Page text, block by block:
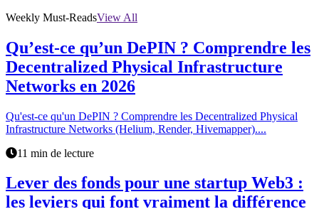
Weekly Must-ReadsView All
Qu’est-ce qu’un DePIN ? Comprendre les
Decentralized Physical Infrastructure
Networks en 2026
Qu'est-ce qu'un DePIN ? Comprendre les Decentralized Physical
Infrastructure Networks (Helium, Render, Hivemapper)....
11 min de lecture
Lever des fonds pour une startup Web3 :
les leviers qui font vraiment la différence